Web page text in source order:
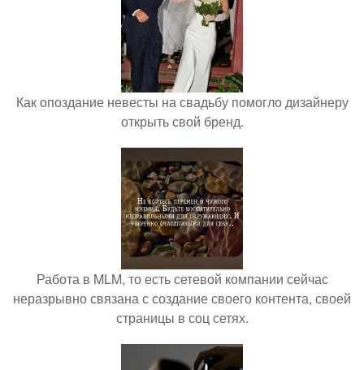
Как опоздание невесты на свадьбу помогло дизайнеру
открыть свой бренд.
Работа в MLM, то есть сетевой компании сейчас
неразрывно связана с создание своего контента, своей
страницы в соц сетях.